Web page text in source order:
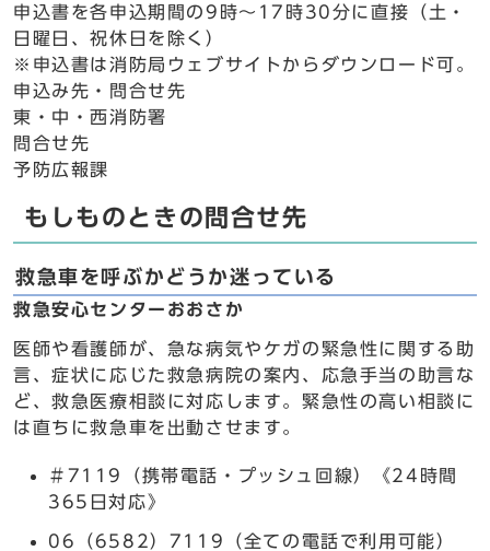
申込書を各申込期間の9時～17時30分に直接（土・
日曜日、祝休日を除く）
※申込書は消防局ウェブサイトからダウンロード可。
申込み先・問合せ先
東・中・西消防署
問合せ先
予防広報課
もしものときの問合せ先
救急車を呼ぶかどうか迷っている
救急安心センターおおさか
医師や看護師が、急な病気やケガの緊急性に関する助
言、症状に応じた救急病院の案内、応急手当の助言な
ど、救急医療相談に対応します。緊急性の高い相談に
は直ちに救急車を出動させます。
＃7119（携帯電話・プッシュ回線）《24時間
365日対応》
06（6582）7119（全ての電話で利用可能）